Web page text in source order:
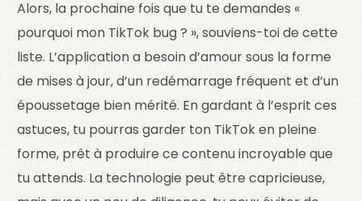
Alors, la prochaine fois que tu te demandes «
pourquoi mon TikTok bug ? », souviens-toi de cette
liste. L’application a besoin d’amour sous la forme
de mises à jour, d’un redémarrage fréquent et d’un
époussetage bien mérité. En gardant à l’esprit ces
astuces, tu pourras garder ton TikTok en pleine
forme, prêt à produire ce contenu incroyable que
tu attends. La technologie peut être capricieuse,